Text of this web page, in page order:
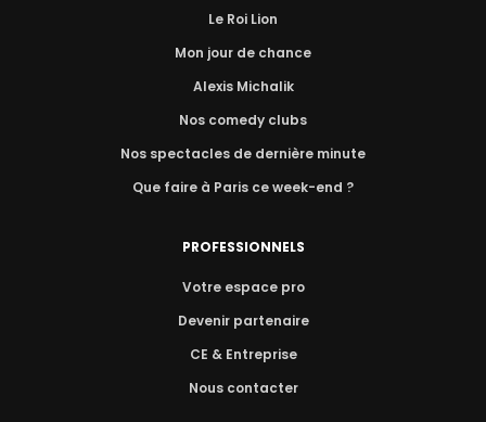
Le Roi Lion
Mon jour de chance
Alexis Michalik
Nos comedy clubs
Nos spectacles de dernière minute
Que faire à Paris ce week-end ?
PROFESSIONNELS
Votre espace pro
Devenir partenaire
CE & Entreprise
Nous contacter